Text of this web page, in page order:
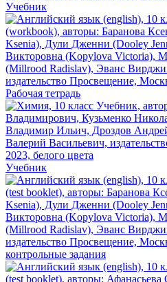
Учебник
Рабочая тетрадь
Учебник
контрольные задания